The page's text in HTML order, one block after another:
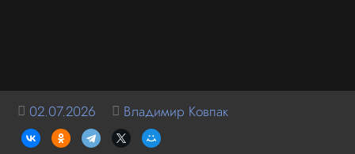
02.07.2026 Владимир Ковпак